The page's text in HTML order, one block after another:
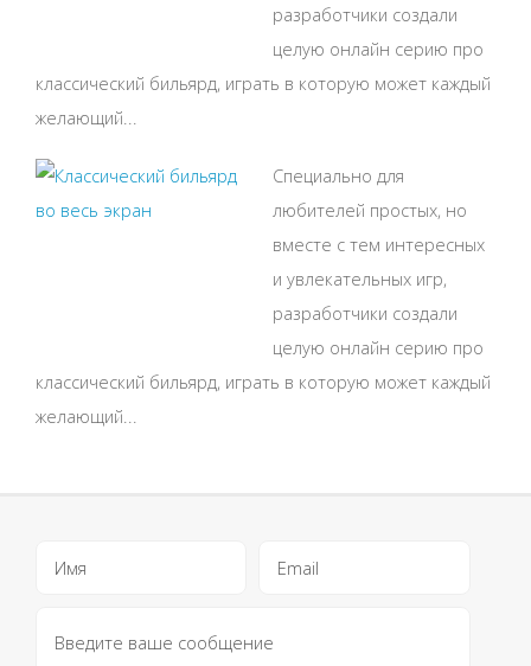
разработчики создали
целую онлайн серию про
классический бильярд, играть в которую может каждый
желающий...
Специально для
любителей простых, но
вместе с тем интересных
и увлекательных игр,
разработчики создали
целую онлайн серию про
классический бильярд, играть в которую может каждый
желающий...